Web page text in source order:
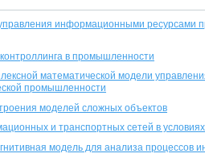
информационными ресурсами
в промышленности
математической модели
промышленности
моделей сложных объектов
и транспортных сетей в
модель для анализа процессов